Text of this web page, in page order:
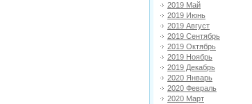
2019 Май
2019 Июнь
2019 Август
2019 Сентябрь
2019 Октябрь
2019 Ноябрь
2019 Декабрь
2020 Январь
2020 Февраль
2020 Март